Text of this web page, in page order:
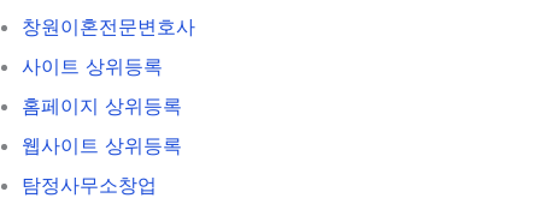
창원이혼전문변호사
사이트 상위등록
홈페이지 상위등록
웹사이트 상위등록
탐정사무소창업